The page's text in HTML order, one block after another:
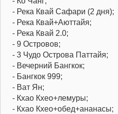
- Река Квай Сафари (2 дня);
- Река Квай+Аюттайя;
- Река Квай 2.0;
- 9 Островов;
- 3 Чудо Острова Паттайя;
- Вечерний Бангкок;
- Бангкок 999;
- Ват Ян;
- Кхао Кхео+лемуры;
- Кхао Кхео+обед+ананасы;